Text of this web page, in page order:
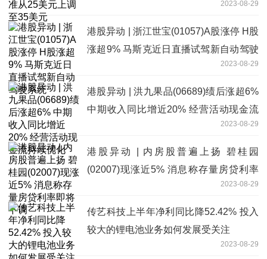
2023-08-29
港股异动 | 浙江世宝(01057)A股涨停 H股
涨超9% 马斯克近日直播试驾新自动驾驶
2023-08-29
港股异动 | 洪九果品(06689)绩后涨超6%
中期收入同比增近20% 经营活动现金流
2023-08-29
港股异动 | 内房股普遍上扬 碧桂园
(02007)现涨近5% 消息称存量房贷利率
2023-08-29
传艺科技上半年净利同比降52.42% 投入
较大的锂电池业务如何发展受关注
2023-08-29